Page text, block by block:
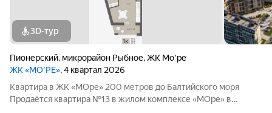
3D-тур
Пионерский, микрорайон Рыбное,ЖК Мо'ре
ЖК «МО’РЕ», 4 квартал 2026
Квартира в ЖК «МОре» 200 метров до Балтийского моря
Продаётся квартира №13 в жилом комплексе «МОре» в